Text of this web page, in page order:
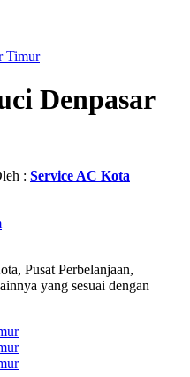
Timur
Denpasar
: Service AC Kota
Pusat Perbelanjaan,
yang sesuai dengan